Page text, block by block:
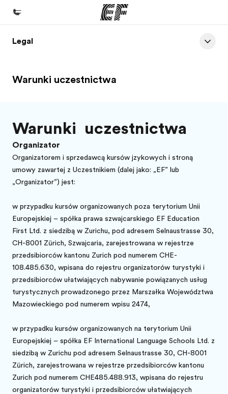
Home
Nasze programy
Nasze biura
O nas
Kim jesteśmy
Dołącz do naszego zespołu
Legal
Warunki uczestnictwa
Warunki uczestnictwa
Organizator
Organizatorem i sprzedawcą kursów językowych i stroną
umowy zawartej z Uczestnikiem (dalej jako: „EF” lub
„Organizator”) jest:
w przypadku kursów organizowanych poza terytorium Unii
Europejskiej – spółka prawa szwajcarskiego EF Education
First Ltd. z siedzibą w Zurichu, pod adresem Selnaustrasse 30,
CH-8001 Zürich, Szwajcaria, zarejestrowana w rejestrze
przedsiębiorców kantonu Zurich pod numerem CHE-
108.485.630, wpisana do rejestru organizatorów turystyki i
przedsiębiorców ułatwiających nabywanie powiązanych usług
turystycznych prowadzonego przez Marszałka Województwa
Mazowieckiego pod numerem wpisu 2474,
w przypadku kursów organizowanych na terytorium Unii
Europejskiej – spółka EF International Language Schools Ltd. z
siedzibą w Zurichu pod adresem Selnaustrasse 30, CH-8001
Zürich, zarejestrowana w rejestrze przedsiębiorców kantonu
Zurich pod numerem CHE485.488.913, wpisana do rejestru
organizatorów turystyki i przedsiębiorców ułatwiających